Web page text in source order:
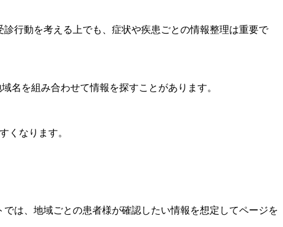
行動を考える上でも、症状や疾患ごとの情報整理は重要で
名を組み合わせて情報を探すことがあります。
くなります。
は、地域ごとの患者様が確認したい情報を想定してページを